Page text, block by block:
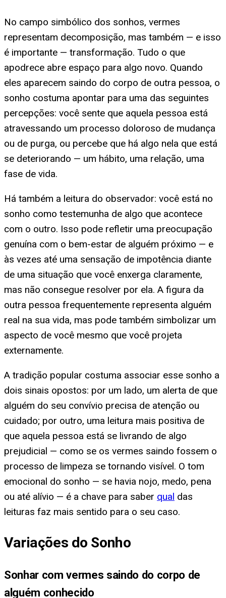
No campo simbólico dos sonhos, vermes
representam decomposição, mas também — e isso
é importante — transformação. Tudo o que
apodrece abre espaço para algo novo. Quando
eles aparecem saindo do corpo de outra pessoa, o
sonho costuma apontar para uma das seguintes
percepções: você sente que aquela pessoa está
atravessando um processo doloroso de mudança
ou de purga, ou percebe que há algo nela que está
se deteriorando — um hábito, uma relação, uma
fase de vida.
Há também a leitura do observador: você está no
sonho como testemunha de algo que acontece
com o outro. Isso pode refletir uma preocupação
genuína com o bem-estar de alguém próximo — e
às vezes até uma sensação de impotência diante
de uma situação que você enxerga claramente,
mas não consegue resolver por ela. A figura da
outra pessoa frequentemente representa alguém
real na sua vida, mas pode também simbolizar um
aspecto de você mesmo que você projeta
externamente.
A tradição popular costuma associar esse sonho a
dois sinais opostos: por um lado, um alerta de que
alguém do seu convívio precisa de atenção ou
cuidado; por outro, uma leitura mais positiva de
que aquela pessoa está se livrando de algo
prejudicial — como se os vermes saindo fossem o
processo de limpeza se tornando visível. O tom
emocional do sonho — se havia nojo, medo, pena
ou até alívio — é a chave para saber qual das
leituras faz mais sentido para o seu caso.
Variações do Sonho
Sonhar com vermes saindo do corpo de
alguém conhecido